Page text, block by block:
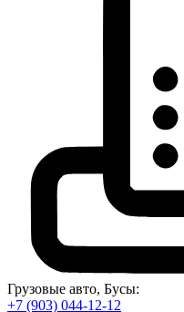
Грузовые авто, Бусы:
+7 (903) 044-12-12